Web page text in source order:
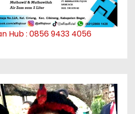
Hub : 0856 9433 4056